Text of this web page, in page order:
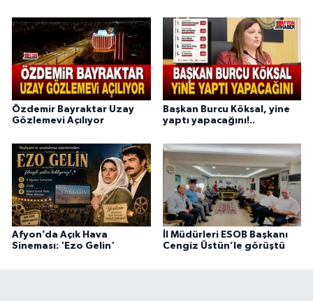
Özdemir Bayraktar Uzay
Gözlemevi Açılıyor
Başkan Burcu Köksal, yine
yaptı yapacağını!..
Afyon’da Açık Hava
Sineması: 'Ezo Gelin'
İl Müdürleri ESOB Başkanı
Cengiz Üstün’le görüştü